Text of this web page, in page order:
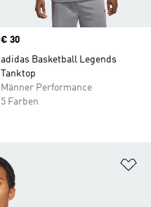
Price
€ 30
adidas Basketball Legends
Tanktop
Männer Performance
5 Farben